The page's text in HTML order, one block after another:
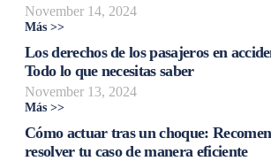
November 14, 2024
Más >>
Los derechos de los pasajeros en
Todo lo que necesitas saber
November 13, 2024
Más >>
Cómo actuar tras un choque:
resolver tu caso de manera eficiente